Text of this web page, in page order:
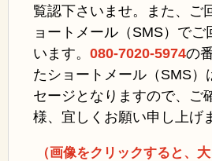
覧認下さいませ。また、ご
ョートメール（SMS）で
います。080-7020-5974の
たショートメール（SMS）
セージとなりますので、ご
様、宜しくお願い申し上げ
（画像をクリックすると、